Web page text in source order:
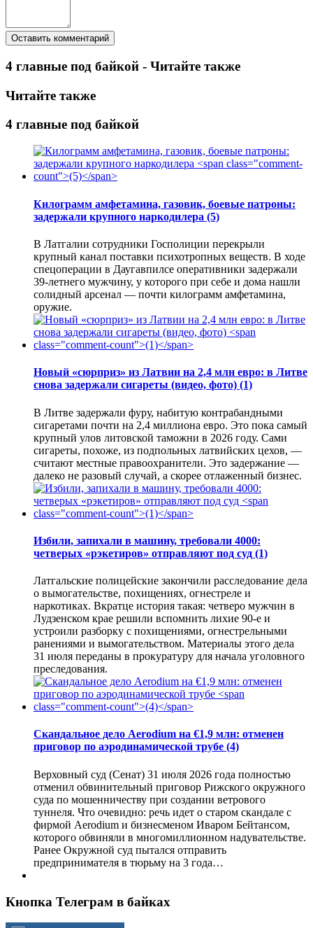
4 главные под байкой - Читайте также
Читайте также
4 главные под байкой
Килограмм амфетамина, газовик, боевые патроны:
задержали крупного наркодилера (5)
В Латгалии сотрудники Госполиции перекрыли
крупный канал поставки психотропных веществ. В ходе
спецоперации в Даугавпилсе оперативники задержали
39-летнего мужчину, у которого при себе и дома нашли
солидный арсенал — почти килограмм амфетамина,
оружие.
Новый «сюрприз» из Латвии на 2,4 млн евро: в Литве
снова задержали сигареты (видео, фото) (1)
В Литве задержали фуру, набитую контрабандными
сигаретами почти на 2,4 миллиона евро. Это пока самый
крупный улов литовской таможни в 2026 году. Сами
сигареты, похоже, из подпольных латвийских цехов, —
считают местные правоохранители. Это задержание —
далеко не разовый случай, а скорее отлаженный бизнес.
Избили, запихали в машину, требовали 4000:
четверых «рэкетиров» отправляют под суд (1)
Латгальские полицейские закончили расследование дела
о вымогательстве, похищениях, огнестреле и
наркотиках. Вкратце история такая: четверо мужчин в
Лудзенском крае решили вспомнить лихие 90-е и
устроили разборку с похищениями, огнестрельными
ранениями и вымогательством. Материалы этого дела
31 июля переданы в прокуратуру для начала уголовного
преследования.
Скандальное дело Aerodium на €1,9 млн: отменен
приговор по аэродинамической трубе (4)
Верховный суд (Сенат) 31 июля 2026 года полностью
отменил обвинительный приговор Рижского окружного
суда по мошенничеству при создании ветрового
туннеля. Что очевидно: речь идет о старом скандале с
фирмой Aerodium и бизнесменом Иваром Бейтансом,
которого обвиняли в многомиллионном надувательстве.
Ранее Окружной суд пытался отправить
предпринимателя в тюрьму на 3 года…
Кнопка Телеграм в байках